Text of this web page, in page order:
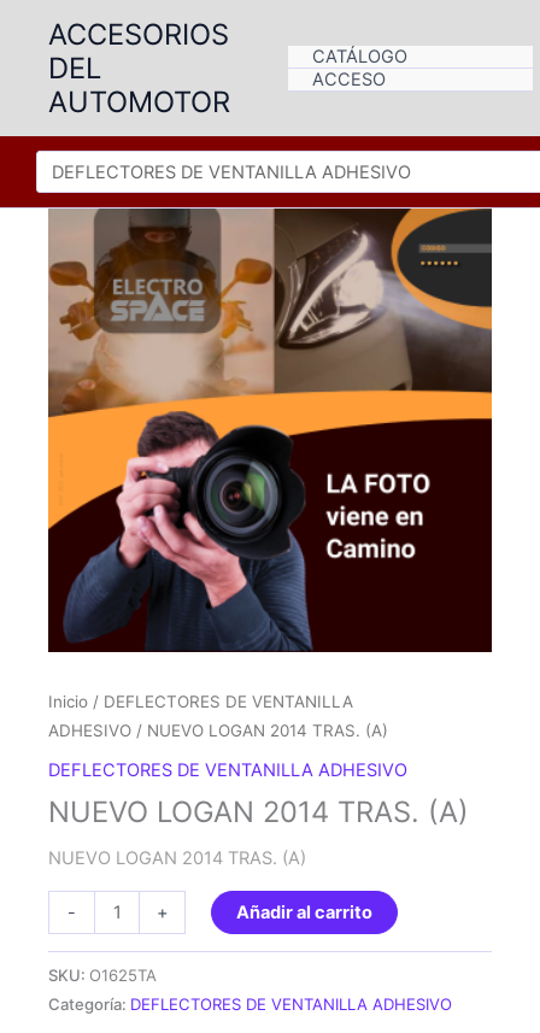
contenido
ACCESORIOS
DEL
AUTOMOTOR
CATÁLOGO
ACCESO
Inicio / DEFLECTORES DE VENTANILLA
ADHESIVO / NUEVO LOGAN 2014 TRAS. (A)
DEFLECTORES DE VENTANILLA ADHESIVO
NUEVO LOGAN 2014 TRAS. (A)
NUEVO LOGAN 2014 TRAS. (A)
-
LOGAN
+ Añadir al carrito
SKU: O1625TA
Categoría: DEFLECTORES DE VENTANILLA ADHESIVO